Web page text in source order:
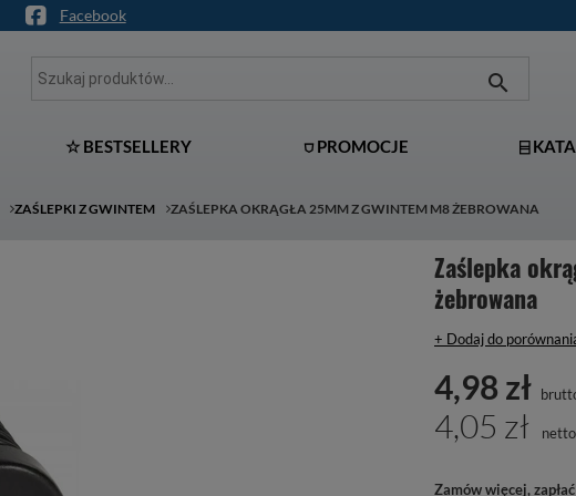
Facebook
☆ BESTSELLERY ⛉ PROMOCJE ⌸
ZAŚLEPKI Z GWINTEM ZAŚLEPKA OKRĄGŁA 25MM Z GWINTEM M8 ŻEBROWANA
Zaślepka
żebrowana
+ Dodaj do
4,98 zł
4,05 zł netto
Zamów więcej,